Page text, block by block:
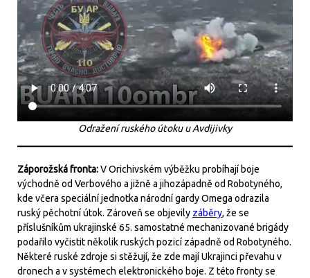
Odražení ruského útoku u Avdijivky
Záporožská fronta:V Orichivském výběžku probíhají boje
východně od Verbového a jižně a jihozápadně od Robotyného,
kde včera speciální jednotka národní gardy Omega odrazila
ruský pěchotní útok. Zároveň se objevily záběry, že se
příslušníkům ukrajinské 65. samostatné mechanizované brigády
podařilo vyčistit několik ruských pozicí západně od Robotyného.
Některé ruské zdroje si stěžují, že zde mají Ukrajinci převahu v
dronech a v systémech elektronického boje. Z této fronty se